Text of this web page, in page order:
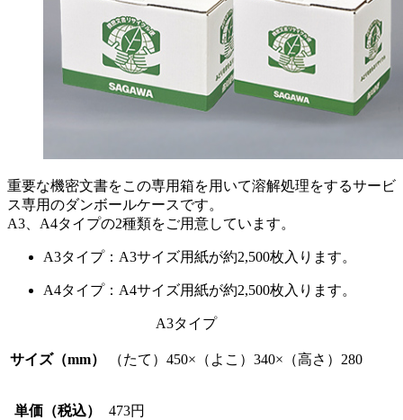
重要な機密文書をこの専用箱を用いて溶解処理をするサービ
ス専用のダンボールケースです。
A3、A4タイプの2種類をご用意しています。
A3タイプ：A3サイズ用紙が約2,500枚入ります。
A4タイプ：A4サイズ用紙が約2,500枚入ります。
A3タイプ
サイズ（mm） （たて）450×（よこ）340×（高さ）280
単価（税込） 473円